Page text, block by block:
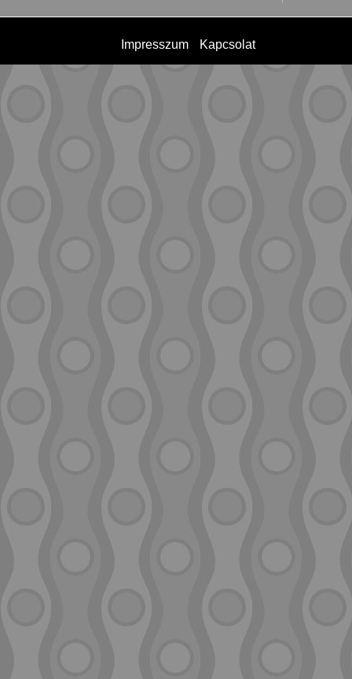
Impresszum Kapcsolat